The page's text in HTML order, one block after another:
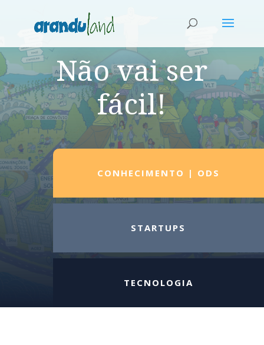
Não vai ser
fácil!
CONHECIMENTO | ODS
STARTUPS
TECNOLOGIA